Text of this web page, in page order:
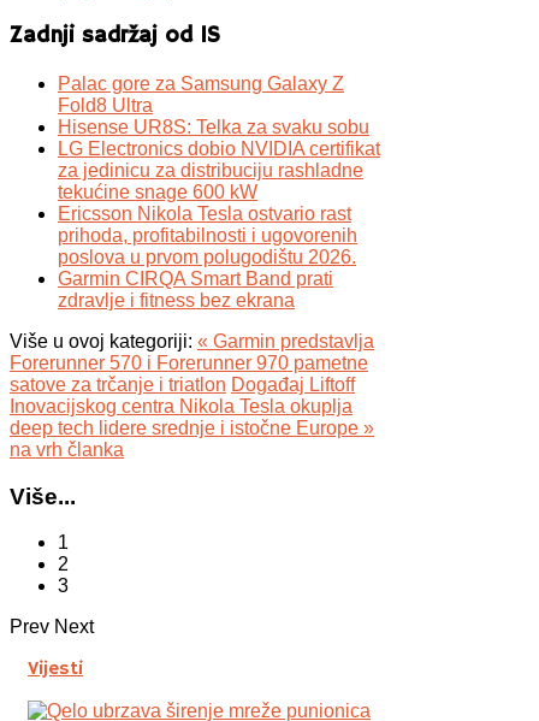
Zadnji sadržaj od IS
Palac gore za Samsung Galaxy Z
Fold8 Ultra
Hisense UR8S: Telka za svaku sobu
LG Electronics dobio NVIDIA certifikat
za jedinicu za distribuciju rashladne
tekućine snage 600 kW
Ericsson Nikola Tesla ostvario rast
prihoda, profitabilnosti i ugovorenih
poslova u prvom polugodištu 2026.
Garmin CIRQA Smart Band prati
zdravlje i fitness bez ekrana
Više u ovoj kategoriji: « Garmin predstavlja
Forerunner 570 i Forerunner 970 pametne
satove za trčanje i triatlon Događaj Liftoff
Inovacijskog centra Nikola Tesla okuplja
deep tech lidere srednje i istočne Europe »
na vrh članka
Više...
1
2
3
Prev Next
Vijesti